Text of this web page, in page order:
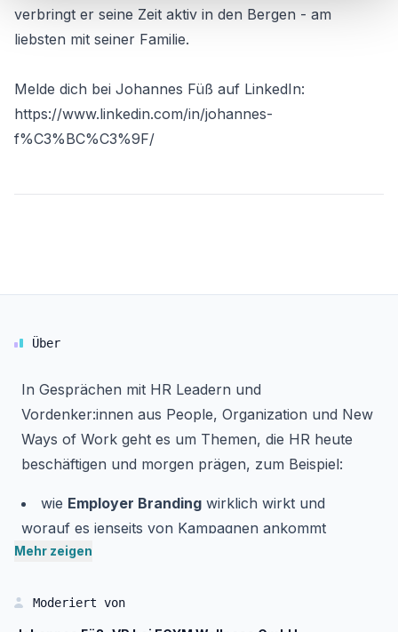
verbringt er seine Zeit aktiv in den Bergen - am
liebsten mit seiner Familie.
Melde dich bei Johannes Füß auf LinkedIn:
https://www.linkedin.com/in/johannes-
f%C3%BC%C3%9F/
Über
In Gesprächen mit HR Leadern und
Vordenker:innen aus People, Organization und New
Ways of Work geht es um Themen, die HR heute
beschäftigen und morgen prägen, zum Beispiel:
wie Employer Branding wirklich wirkt und
worauf es jenseits von Kampagnen ankommt
wieTalente gewonnen, entwickelt
was eine gesunde Unternehmenskultur
ausmacht und wie sie im Alltag gelebt wird
Mehr zeigen
Moderiert von